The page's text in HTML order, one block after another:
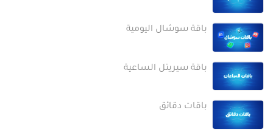
باقة سوشال اليومية
باقة سيريتل الساعية
باقات دقائق